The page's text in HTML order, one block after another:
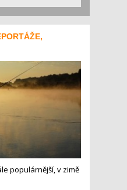
populárnější, v zimě